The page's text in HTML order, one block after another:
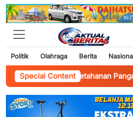
Politik Olahraga Berita
Special Content
Perkuat Ketahanan Pangan-